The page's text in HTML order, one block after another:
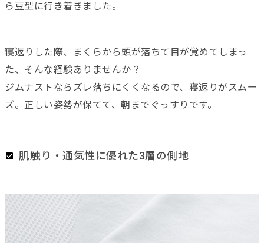
ら豆型に行き着きました。
寝返りした際、まくらから頭が落ちて目が覚めてしまっ
た、そんな経験ありませんか？
ジムナストならズレ落ちにくくなるので、寝返りがスムー
ズ。正しい姿勢が保てて、朝までぐっすりです。
肌触り・通気性に優れた3層の側地